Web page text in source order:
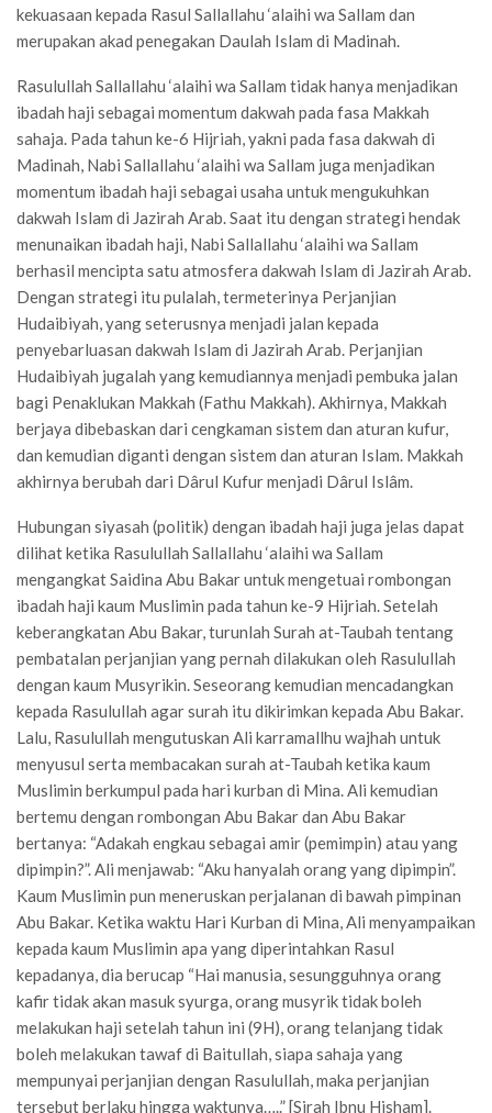
kekuasaan kepada Rasul Sallallahu ‘alaihi wa Sallam dan
merupakan akad penegakan Daulah Islam di Madinah.
Rasulullah Sallallahu ‘alaihi wa Sallam tidak hanya menjadikan
ibadah haji sebagai momentum dakwah pada fasa Makkah
sahaja. Pada tahun ke-6 Hijriah, yakni pada fasa dakwah di
Madinah, Nabi Sallallahu ‘alaihi wa Sallam juga menjadikan
momentum ibadah haji sebagai usaha untuk mengukuhkan
dakwah Islam di Jazirah Arab. Saat itu dengan strategi hendak
menunaikan ibadah haji, Nabi Sallallahu ‘alaihi wa Sallam
berhasil mencipta satu atmosfera dakwah Islam di Jazirah Arab.
Dengan strategi itu pulalah, termeterinya Perjanjian
Hudaibiyah, yang seterusnya menjadi jalan kepada
penyebarluasan dakwah Islam di Jazirah Arab. Perjanjian
Hudaibiyah jugalah yang kemudiannya menjadi pembuka jalan
bagi Penaklukan Makkah (Fathu Makkah). Akhirnya, Makkah
berjaya dibebaskan dari cengkaman sistem dan aturan kufur,
dan kemudian diganti dengan sistem dan aturan Islam. Makkah
akhirnya berubah dari Dârul Kufur menjadi Dârul Islâm.
Hubungan siyasah (politik) dengan ibadah haji juga jelas dapat
dilihat ketika Rasulullah Sallallahu ‘alaihi wa Sallam
mengangkat Saidina Abu Bakar untuk mengetuai rombongan
ibadah haji kaum Muslimin pada tahun ke-9 Hijriah. Setelah
keberangkatan Abu Bakar, turunlah Surah at-Taubah tentang
pembatalan perjanjian yang pernah dilakukan oleh Rasulullah
dengan kaum Musyrikin. Seseorang kemudian mencadangkan
kepada Rasulullah agar surah itu dikirimkan kepada Abu Bakar.
Lalu, Rasulullah mengutuskan Ali karramallhu wajhah untuk
menyusul serta membacakan surah at-Taubah ketika kaum
Muslimin berkumpul pada hari kurban di Mina. Ali kemudian
bertemu dengan rombongan Abu Bakar dan Abu Bakar
bertanya: “Adakah engkau sebagai amir (pemimpin) atau yang
dipimpin?”. Ali menjawab: “Aku hanyalah orang yang dipimpin”.
Kaum Muslimin pun meneruskan perjalanan di bawah pimpinan
Abu Bakar. Ketika waktu Hari Kurban di Mina, Ali menyampaikan
kepada kaum Muslimin apa yang diperintahkan Rasul
kepadanya, dia berucap “Hai manusia, sesungguhnya orang
kafir tidak akan masuk syurga, orang musyrik tidak boleh
melakukan haji setelah tahun ini (9H), orang telanjang tidak
boleh melakukan tawaf di Baitullah, siapa sahaja yang
mempunyai perjanjian dengan Rasulullah, maka perjanjian
tersebut berlaku hingga waktunya…..” [Sirah Ibnu Hisham].